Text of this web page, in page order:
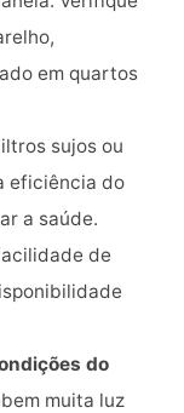
em quartos
sujos ou
eficiência do
a saúde.
de
do
muita luz